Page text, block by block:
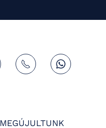
MEGÚJULTUNK